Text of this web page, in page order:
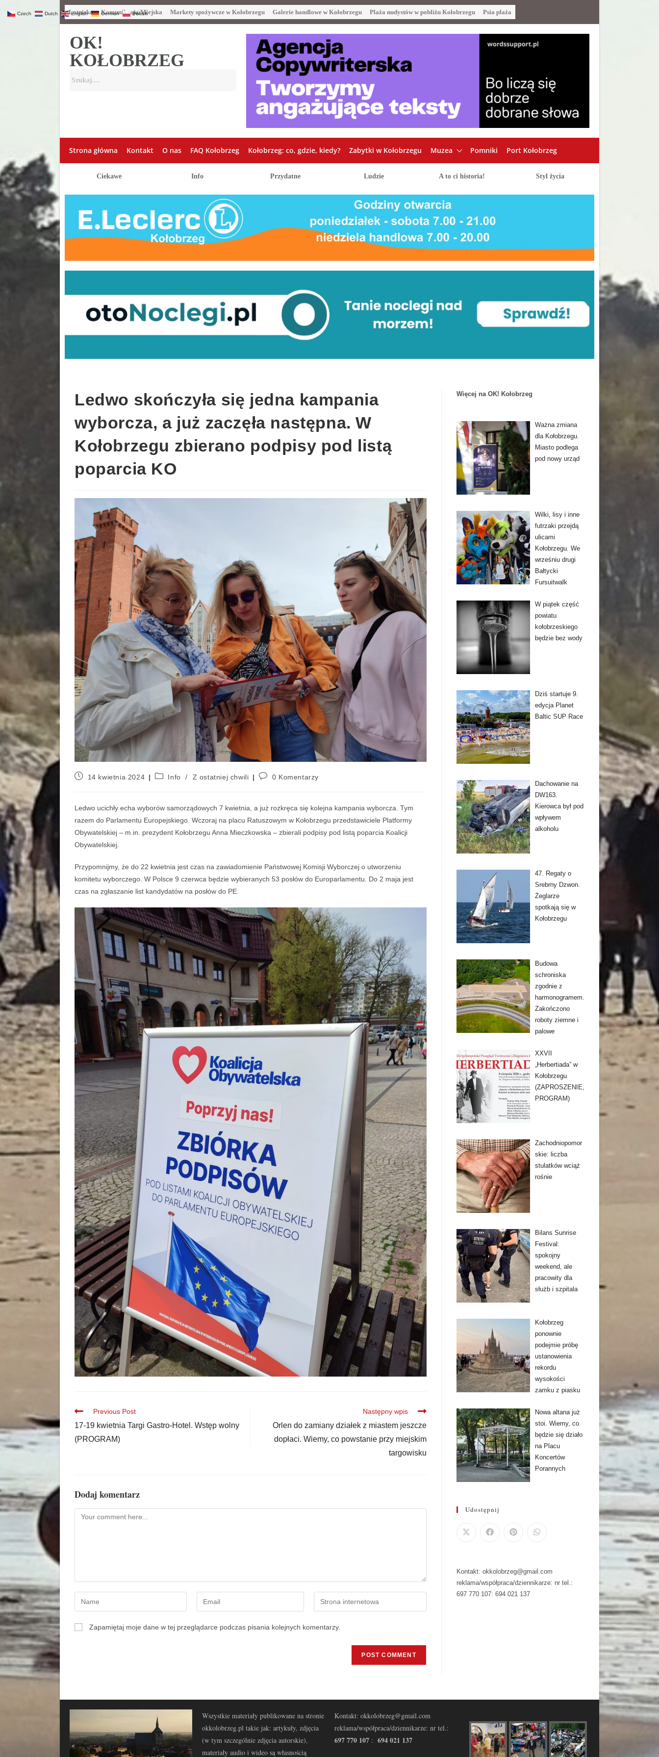
Lotnisko Komunikacja Miejska Markety spożywcze w Kołobrzegu Galerie handlowe w Kołobrzegu Plaża nudystów w pobliżu Kołobrzegu Psia plaża
OK!
KOŁOBRZEG
Strona główna Kontakt O nas FAQ Kołobrzeg Kołobrzeg: co, gdzie, kiedy? Zabytki w Kołobrzegu Muzea Pomniki Port Kołobrzeg
Ciekawe Info Przydatne Ludzie A to ci historia! Styl życia
Ledwo skończyła się jedna kampania
wyborcza, a już zaczęła następna. W
Kołobrzegu zbierano podpisy pod listą
poparcia KO
14 kwietnia 2024 Info / Z ostatniej chwili 0 Komentarzy
Ledwo ucichły echa wyborów samorządowych 7 kwietnia, a już rozkręca się kolejna kampania wyborcza. Tym
razem do Parlamentu Europejskiego. Wczoraj na placu Ratuszowym w Kołobrzegu przedstawiciele Platformy
Obywatelskiej – m.in. prezydent Kołobrzegu Anna Mieczkowska – zbierali podpisy pod listą poparcia Koalicji
Obywatelskiej.
Przypomnijmy, że do 22 kwietnia jest czas na zawiadomienie Państwowej Komisji Wyborczej o utworzeniu
komitetu wyborczego. W Polsce 9 czerwca będzie wybieranych 53 posłów do Europarlamentu. Do 2 maja jest
czas na zgłaszanie list kandydatów na posłów do PE.
Previous Post
17-19 kwietnia Targi Gastro-Hotel. Wstęp wolny
(PROGRAM)
Następny wpis
Orlen do zamiany działek z miastem jeszcze
dopłaci. Wiemy, co powstanie przy miejskim
targowisku
Dodaj komentarz
Zapamiętaj moje dane w tej przeglądarce podczas pisania kolejnych komentarzy.
Więcej na OK! Kołobrzeg
Ważna zmiana
dla Kołobrzegu.
Miasto podlega
pod nowy urząd
Wilki, lisy i inne
futrzaki przejdą
ulicami
Kołobrzegu. We
wrześniu drugi
Bałtycki
Fursuitwalk
W piątek część
powiatu
kołobrzeskiego
będzie bez wody
Dziś startuje 9.
edycja Planet
Baltic SUP Race
Dachowanie na
DW163.
Kierowca był pod
wpływem
alkoholu
47. Regaty o
Srebrny Dzwon.
Żeglarze
spotkają się w
Kołobrzegu
Budowa
schroniska
zgodnie z
harmonogramem.
Zakończono
roboty ziemne i
palowe
XXVII
„Herbertiada” w
Kołobrzegu
(ZAPROSZENIE,
PROGRAM)
Zachodniopomor
skie: liczba
stulatków wciąż
rośnie
Bilans Sunrise
Festival:
spokojny
weekend, ale
pracowity dla
służb i szpitala
Kołobrzeg
ponownie
podejmie próbę
ustanowienia
rekordu
wysokości
zamku z piasku
Nowa altana już
stoi. Wiemy, co
będzie się działo
na Placu
Koncertów
Porannych
Udostępnij
Kontakt: okkolobrzeg@gmail.com
reklama/współpraca/dziennikarze: nr tel.:
697 770 107: 694 021 137
Wszystkie materiały publikowane na stronie
okkolobrzeg.pl takie jak: artykuły, zdjęcia
(w tym szczególnie zdjęcia autorskie),
materiały audio i wideo są własnością
Kontakt: okkolobrzeg@gmail.com
reklama/współpraca/dziennikarze: nr tel.:
697 770 107 : 694 021 137
Czech Dutch English German Polish